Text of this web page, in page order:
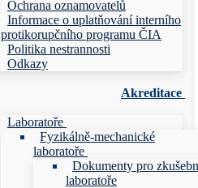
Ochrana oznamovatelů
Informace o uplatňování interního
protikorupčního programu ČIA
Politika nestrannosti
Odkazy
Akreditace
Laboratoře
Fyzikálně-mechanické
laboratoře
Dokumenty pro
laboratoře